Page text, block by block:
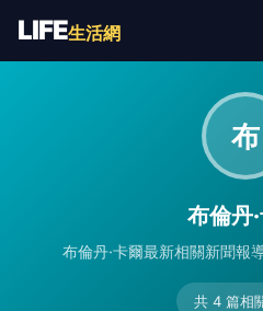
LIFE生活網
布
布倫丹
布倫丹·卡爾最新相關新聞報
共 4 篇相